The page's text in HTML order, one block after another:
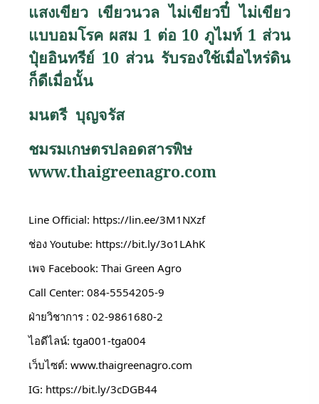
แสงเขียว เขียวนวล ไม่เขียวปี๋ ไม่เขียว
แบบอมโรค ผสม 1 ต่อ 10 ภูไมท์ 1 ส่วน
ปุ๋ยอินทรีย์ 10 ส่วน รับรองใช้เมื่อไหร่ดิน
ก็ดีเมื่อนั้น
มนตรี บุญจรัส
ชมรมเกษตรปลอดสารพิษ
www.thaigreenagro.com
Line Official: https://lin.ee/3M1NXzf
ช่อง Youtube: https://bit.ly/3o1LAhK
เพจ Facebook: Thai Green Agro
Call Center: 084-5554205-9
ฝ่ายวิชาการ : 02-9861680-2
ไอดีไลน์: tga001-tga004
เว็บไซต์: www.thaigreenagro.com
IG: https://bit.ly/3cDGB44